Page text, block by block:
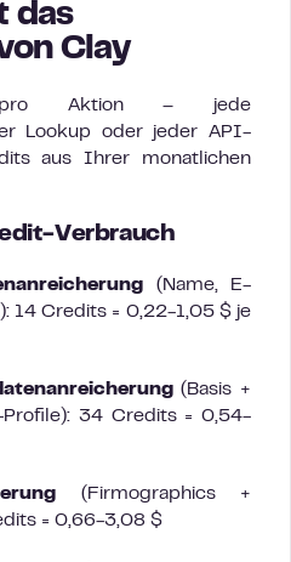
das
Clay
pro Aktion – jede
Lookup oder jeder API-
aus Ihrer monatlichen
Verbrauch
(Name, E-
14 Credits = 0,22-1,05 $ je
(Basis +
Profile): 34 Credits = 0,54-
(Firmographics +
= 0,66-3,08 $